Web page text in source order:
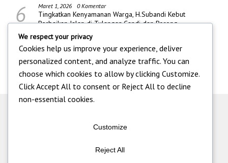
6 Maret 1, 2026 0 Komentar
Tingkatkan Kenyamanan Warga, H.Subandi Kebut
Perbaikan Jalan di Tulangan,Candi dan Porong
We respect your privacy
Cookies help us improve your experience, deliver
personalized content, and analyze traffic. You can
choose which cookies to allow by clicking Customize.
ClickAccept All to consent or Reject All to decline
non-essential cookies.
Customize
Reject All